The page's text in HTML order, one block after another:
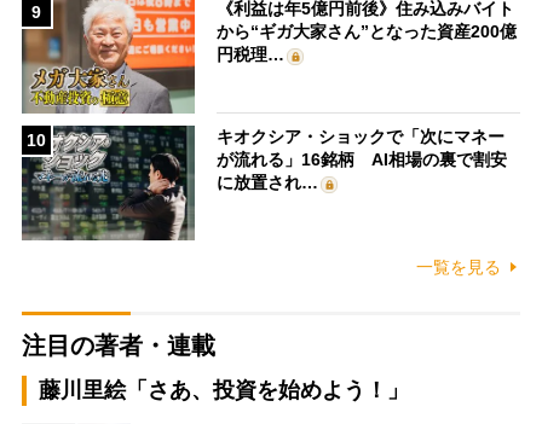
9
《利益は年5億円前後》住み込みバイト
から“ギガ大家さん”となった資産200億
円税理…
10
キオクシア・ショックで「次にマネー
が流れる」16銘柄 AI相場の裏で割安
に放置され…
一覧を見る
注目の著者・連載
藤川里絵「さあ、投資を始めよう！」